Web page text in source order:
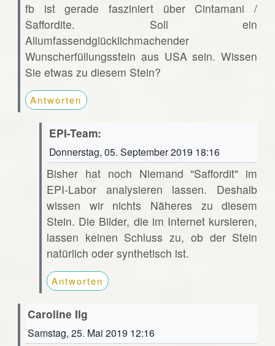
fb ist gerade fasziniert über Cintamani /
Saffordite. Soll ein
Allumfassendglücklichmachender
Wunscherfüllungsstein aus USA sein. Wissen
Sie etwas zu diesem Stein?
Antworten
EPI-Team:
Donnerstag, 05. September 2019 18:16
Bisher hat noch Niemand "Saffordit" im
EPI-Labor analysieren lassen. Deshalb
wissen wir nichts Näheres zu diesem
Stein. Die Bilder, die im Internet kursieren,
lassen keinen Schluss zu, ob der Stein
natürlich oder synthetisch ist.
Antworten
Caroline Ilg
Samstag, 25. Mai 2019 12:16